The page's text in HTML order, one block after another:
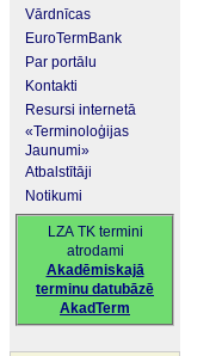
Vārdnīcas
EuroTermBank
Par portālu
Kontakti
Resursi internetā
«Terminoloģijas
Jaunumi»
Atbalstītāji
Notikumi
LZA TK termini
atrodami
Akadēmiskajā
terminu datubāzē
AkadTerm